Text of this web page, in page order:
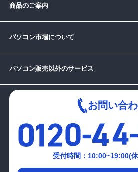
商品のご案内
パソコン市場について
パソコン販売以外のサービス
お問い合
受付時間：10:00~19:00(